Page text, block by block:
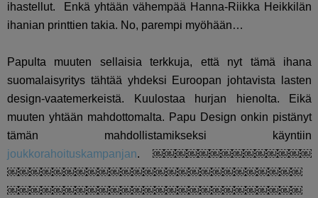
ihastellut. Enkä yhtään vähempää Hanna-Riikka Heikkilän
ihanian printtien takia. No, parempi myöhään…
Papulta muuten sellaisia terkkuja, että nyt tämä ihana
suomalaisyritys tähtää yhdeksi Euroopan johtavista lasten
design-vaatemerkeistä. Kuulostaa hurjan hienolta. Eikä
muuten yhtään mahdottomalta. Papu Design onkin pistänyt
tämän mahdollistamikseksi käyntiin
joukkorahoituskampanjan. ￼￼￼￼￼￼￼￼￼￼￼￼￼￼
￼￼￼￼￼￼￼￼￼￼￼￼￼￼￼￼￼￼￼￼￼￼￼￼￼￼
￼￼￼￼￼￼￼￼￼￼￼￼￼￼￼￼￼￼￼￼￼￼￼￼￼￼